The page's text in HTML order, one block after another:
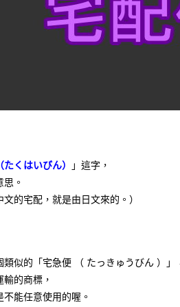
くはいびん）
」這字，
思。
文的宅配，就是由日文來的。）
類似的「宅急便 （ たっきゅうびん ）」
的商標，
能任意使用的喔。